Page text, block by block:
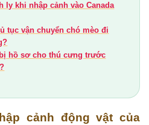
ly khi nhập cảnh vào Canada
tục vận chuyển chó mèo đi
hồ sơ cho thú cưng trước
cảnh động vật của